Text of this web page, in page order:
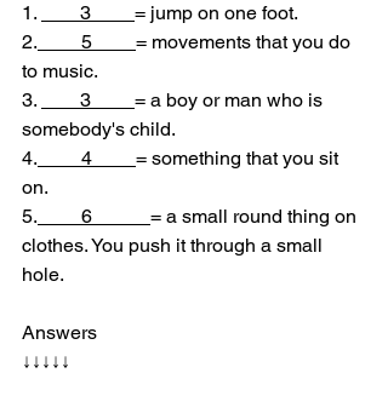
1. 3 = jump on one foot.
2. 5 = movements that you do
to music.
3.
3 = a boy or man who is
somebody's child.
4. 4 = something that you sit
on.
5. 6 = a small round thing on
clothes. You push it through a small
hole.
Answers
↓↓↓↓↓